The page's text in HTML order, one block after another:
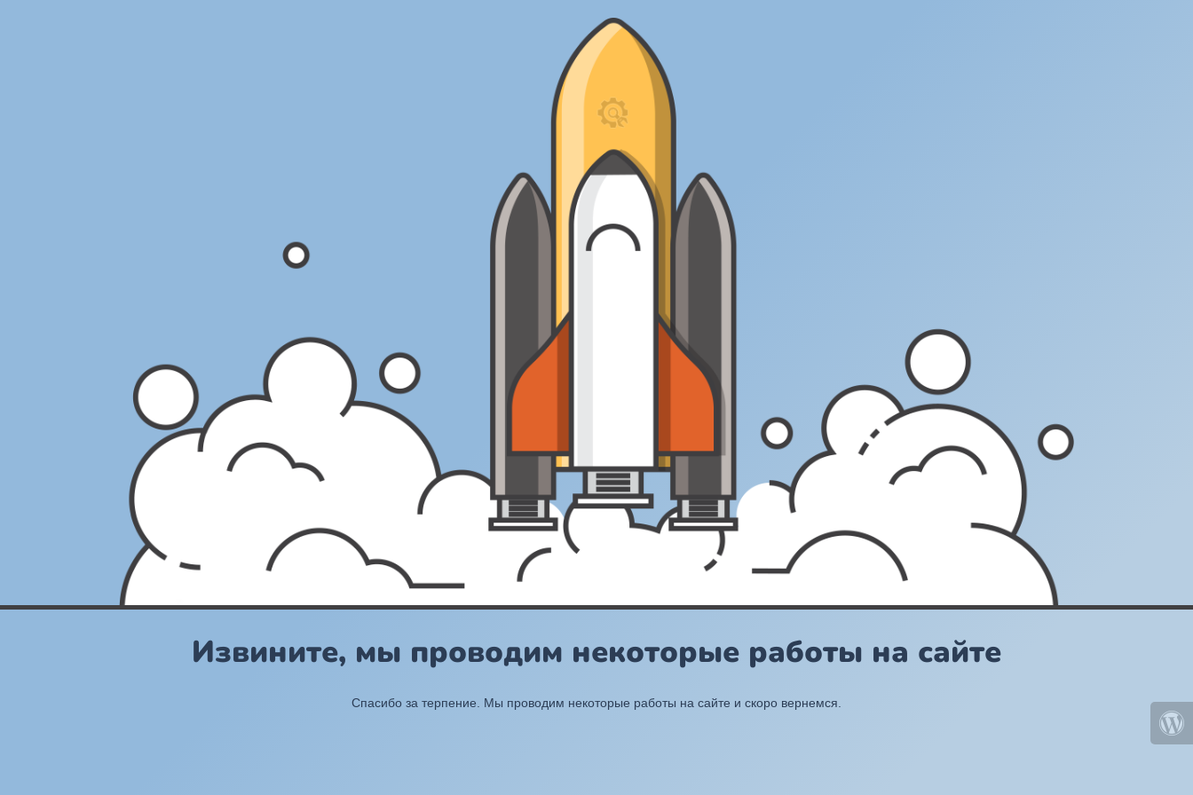
Извините, мы проводим некоторые работы на сайте
Спасибо за терпение. Мы проводим некоторые работы на сайте и скоро вернемся.